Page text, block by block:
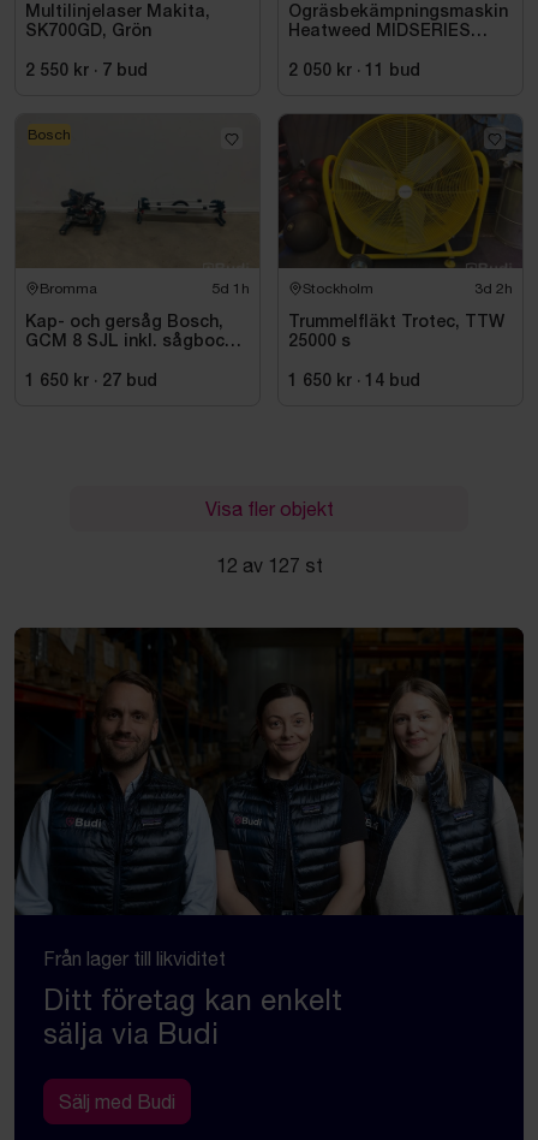
Multilinjelaser Makita,
SK700GD, Grön
2 550 kr · 7 bud
Ogräsbekämpningsmaskin
Heatweed MIDSERIES
2 050 kr · bud
Bromma 5d 1h
Kap- och gersåg Bosch,
GCM 8 SJL inkl. sågbock
1 650 kr · 27 bud
Bosch
Stockholm 3d 2h
Trummelfläkt Trotec, TTW
25000 s
1 650 kr · 14 bud
Visa fler objekt
12 av 127 st
Från lager till likviditet
Ditt företag kan enkelt
sälja via Budi
Sälj med Budi